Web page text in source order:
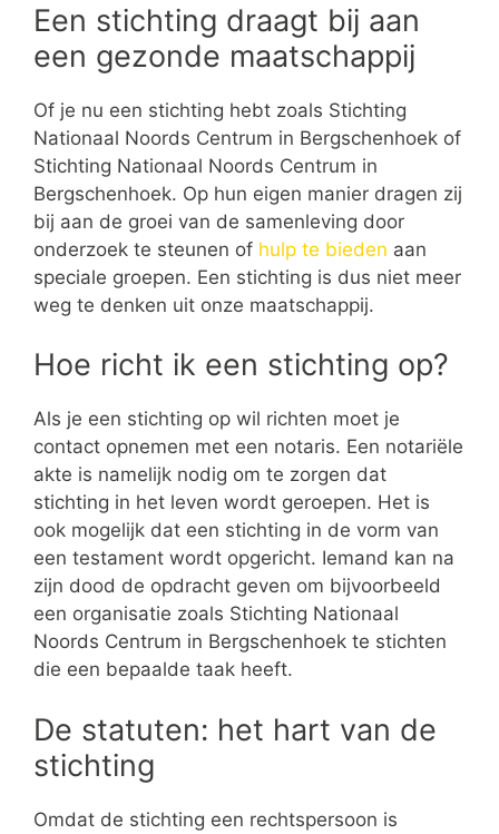
Een stichting draagt bij aan
een gezonde maatschappij
Of je nu een stichting hebt zoals Stichting
Nationaal Noords Centrum in Bergschenhoek of
Stichting Nationaal Noords Centrum in
Bergschenhoek. Op hun eigen manier dragen zij
bij aan de groei van de samenleving door
onderzoek te steunen of hulp te bieden aan
speciale groepen. Een stichting is dus niet meer
weg te denken uit onze maatschappij.
Hoe richt ik een stichting op?
Als je een stichting op wil richten moet je
contact opnemen met een notaris. Een notariële
akte is namelijk nodig om te zorgen dat
stichting in het leven wordt geroepen. Het is
ook mogelijk dat een stichting in de vorm van
een testament wordt opgericht. Iemand kan na
zijn dood de opdracht geven om bijvoorbeeld
een organisatie zoals Stichting Nationaal
Noords Centrum in Bergschenhoek te stichten
die een bepaalde taak heeft.
De statuten: het hart van de
stichting
Omdat de stichting een rechtspersoon is